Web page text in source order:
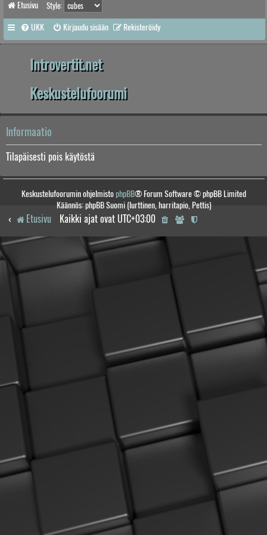
Etusivu Style:
UKK Kirjaudu sisään Rekisteröidy
Introvertit.net
Keskustelufoorumi
Informaatio
Tilapäisesti pois käytöstä
Keskustelufoorumin ohjelmistophpBB® Forum Software © phpBB Limited
Käännös: phpBB Suomi (lurttinen, harritapio, Pettis)
Etusivu Kaikki ajat ovat UTC+03:00